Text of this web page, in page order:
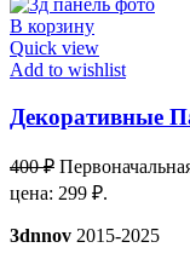
В корзину
Quick view
Add to wishlist
Декоративные
400₽
цена: 299 ₽.
3dnnov 2015-2025